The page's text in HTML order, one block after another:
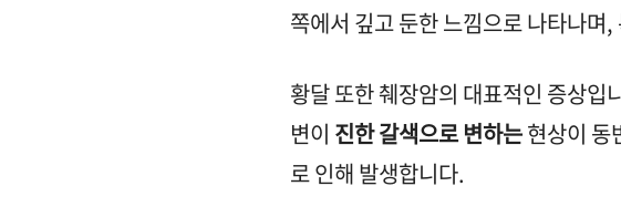
쪽에서 깊고 둔한 느낌으로 나타나며,
황달 또한 췌장암의 대표적인 증상입
변이 진한 갈색으로 변하는현상이 동
로 인해 발생합니다.